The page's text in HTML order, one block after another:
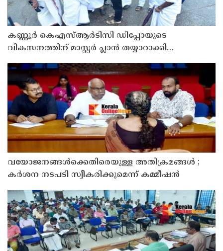
കണ്ണൂർ കെഎസ്ആർടിസി ഡിപ്പോയുടെ
വികസനത്തിന് മാസ്റ്റർ പ്ലാൻ തയ്യാറാക്കി
വയോജനങ്ങൾക്കെതിരെയുള്ള അതിക്രമങ്ങൾ ;
കർശന നടപടി സ്വീകരിക്കുമെന്ന് കമ്മീഷൻ